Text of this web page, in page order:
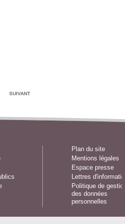
SUIVANT
Plan du site
Mentions légales
Espace presse
Lettres d'information
Politique de gestion
des données
personnelles